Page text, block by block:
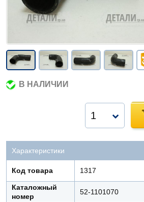
В НАЛИЧИИ
1
Характеристики
Код товара 1317
Каталожный
номер
52-1101070